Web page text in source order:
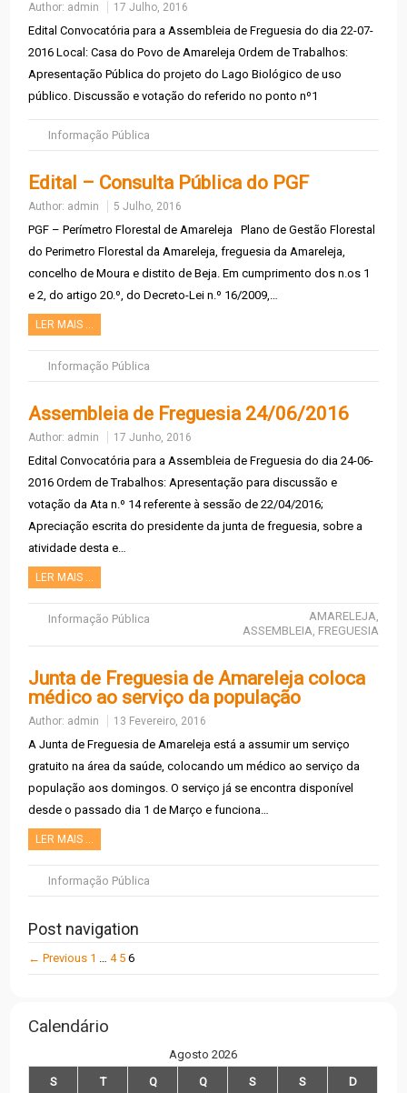
Author: admin 17 Julho, 2016
Edital Convocatória para a Assembleia de Freguesia do dia 22-07-
2016 Local: Casa do Povo de Amareleja Ordem de Trabalhos:
Apresentação Pública do projeto do Lago Biológico de uso
público. Discussão e votação do referido no ponto nº1
Informação Pública
Edital – Consulta Pública do PGF
Author: admin 5 Julho, 2016
PGF – Perímetro Florestal de Amareleja Plano de Gestão Florestal
do Perimetro Florestal da Amareleja, freguesia da Amareleja,
concelho de Moura e distito de Beja. Em cumprimento dos n.os 1
e 2, do artigo 20.º, do Decreto-Lei n.º 16/2009,…
LER MAIS …
Informação Pública
Assembleia de Freguesia 24/06/2016
Author: admin 17 Junho, 2016
Edital Convocatória para a Assembleia de Freguesia do dia 24-06-
2016 Ordem de Trabalhos: Apresentação para discussão e
votação da Ata n.º 14 referente à sessão de 22/04/2016;
Apreciação escrita do presidente da junta de freguesia, sobre a
atividade desta e…
LER MAIS …
Informação Pública AMARELEJA,
ASSEMBLEIA, FREGUESIA
Junta de Freguesia de Amareleja coloca
médico ao serviço da população
Author: admin 13 Fevereiro, 2016
A Junta de Freguesia de Amareleja está a assumir um serviço
gratuito na área da saúde, colocando um médico ao serviço da
população aos domingos. O serviço já se encontra disponível
desde o passado dia 1 de Março e funciona…
LER MAIS …
Informação Pública
Post navigation
← Previous 1 … 4 5 6
Calendário
Agosto 2026
S
T Q Q S S D